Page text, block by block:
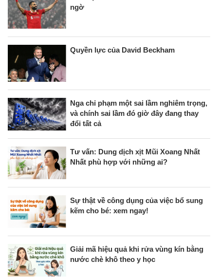
ngờ
Quyền lực của David Beckham
Nga chỉ phạm một sai lầm nghiêm trọng,
và chính sai lầm đó giờ đây đang thay
đổi tất cả
Tư vấn: Dung dịch xịt Mũi Xoang Nhất
Nhất phù hợp với những ai?
Sự thật về công dụng của việc bổ sung
kẽm cho bé: xem ngay!
Giải mã hiệu quả khi rửa vùng kín bằng
nước chè khô theo y học